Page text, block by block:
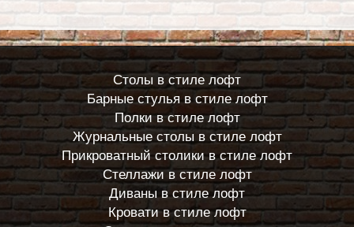
Столы в стиле лофт
Барные стулья в стиле лофт
Полки в стиле лофт
Журнальные столы в стиле лофт
Прикроватный столики в стиле лофт
Стеллажи в стиле лофт
Диваны в стиле лофт
Кровати в стиле лофт